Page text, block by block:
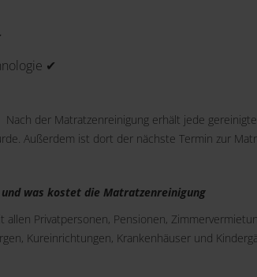
✔
Nach der Matratzenreinigung erhält jede
Außerdem ist dort der nächste Termin zur
was kostet die Matratzenreinigung
allen Privatpersonen, Pensionen,
Kureinrichtungen, Krankenhäuser und